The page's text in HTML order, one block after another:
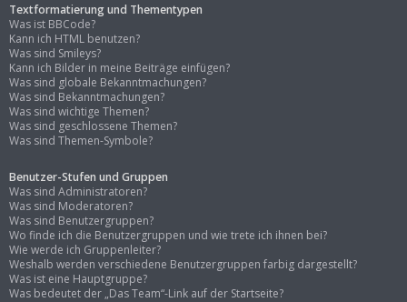
Textformatierung und Thementypen
Was ist BBCode?
Kann ich HTML benutzen?
Was sind Smileys?
Kann ich Bilder in meine Beiträge einfügen?
Was sind globale Bekanntmachungen?
Was sind Bekanntmachungen?
Was sind wichtige Themen?
Was sind geschlossene Themen?
Was sind Themen-Symbole?
Benutzer-Stufen und Gruppen
Was sind Administratoren?
Was sind Moderatoren?
Was sind Benutzergruppen?
Wo finde ich die Benutzergruppen und wie trete ich ihnen bei?
Wie werde ich Gruppenleiter?
Weshalb werden verschiedene Benutzergruppen farbig dargestellt?
Was ist eine Hauptgruppe?
Was bedeutet der „Das Team“-Link auf der Startseite?